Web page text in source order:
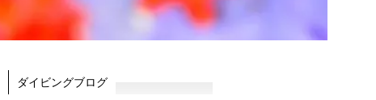
ダイビングブログ